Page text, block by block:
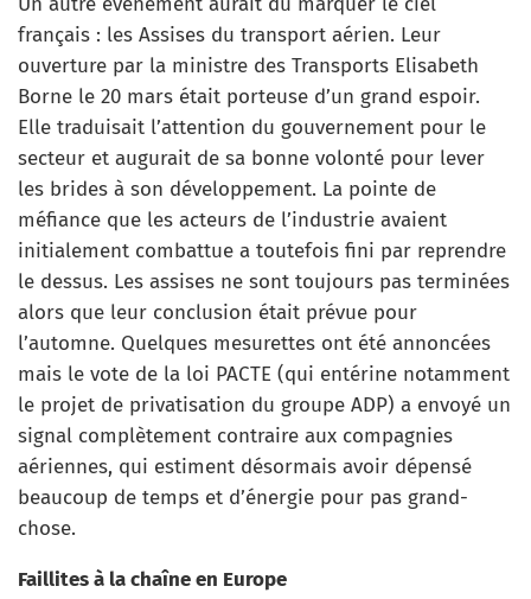
français : les Assises du transport aérien. Leur
ouverture par la ministre des Transports Elisabeth
Borne le 20 mars était porteuse d’un grand espoir.
Elle traduisait l’attention du gouvernement pour le
secteur et augurait de sa bonne volonté pour lever
les brides à son développement. La pointe de
méfiance que les acteurs de l’industrie avaient
initialement combattue a toutefois fini par reprendre
le dessus. Les assises ne sont toujours pas terminées
alors que leur conclusion était prévue pour
l’automne. Quelques mesurettes ont été annoncées
mais le vote de la loi PACTE (qui entérine notamment
le projet de privatisation du groupe ADP) a envoyé un
signal complètement contraire aux compagnies
aériennes, qui estiment désormais avoir dépensé
beaucoup de temps et d’énergie pour pas grand-
chose.
Faillites à la chaîne en Europe